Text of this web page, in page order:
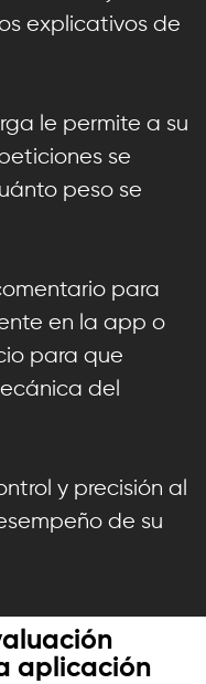
explicativos de
le permite a su
se
peso se
para
en la app o
para que
del
y precisión al
de su
aplicación